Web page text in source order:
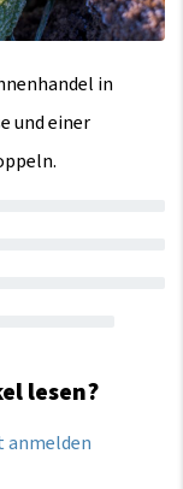
in
und einer
lesen?
anmelden